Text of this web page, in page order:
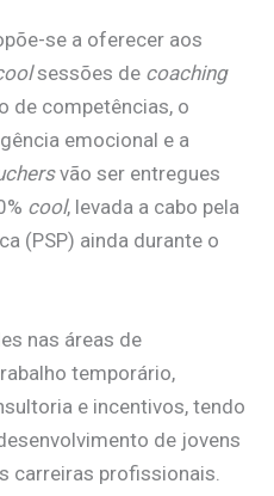
se a oferecer aos
sessões de coaching
de competências, o
emocional e a
vão ser entregues
cool, levada a cabo pela
(PSP) ainda durante o
nas áreas de
temporário,
e incentivos, tendo
de jovens
carreiras profissionais.